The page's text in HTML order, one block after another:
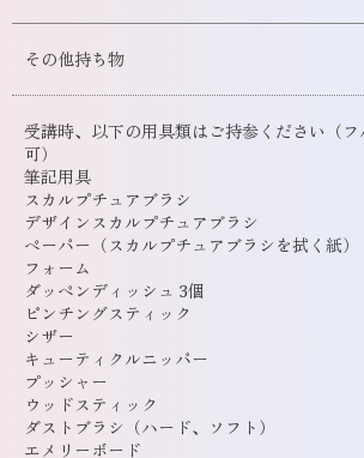
その他持ち物
受講時、以下の用具類はご持参ください（フ
可）
筆記用具
スカルプチュアブラシ
デザインスカルプチュアブラシ
ペーパー（スカルプチュアブラシを拭く紙）
フォーム
ダッペンディッシュ 3個
ピンチングスティック
シザー
キューティクルニッパー
プッシャー
ウッドスティック
ダストブラシ（ハード、ソフト）
エメリーボード